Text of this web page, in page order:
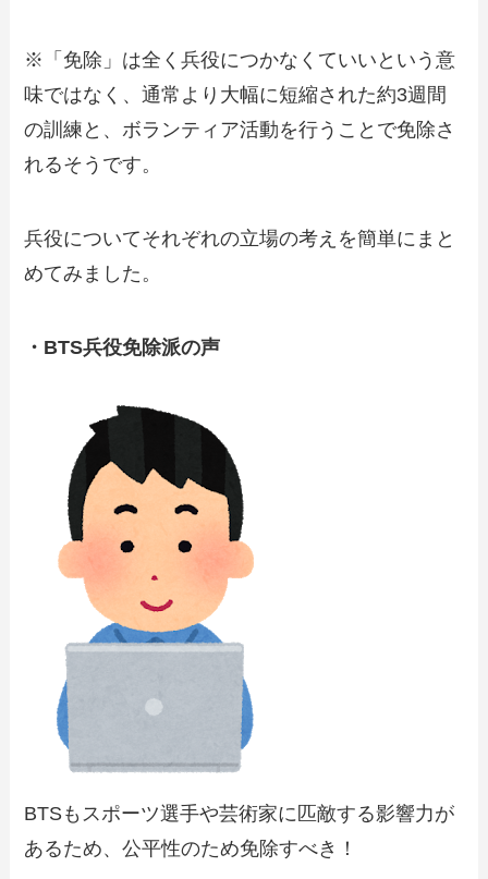
※「免除」は全く兵役につかなくていいという意
味ではなく、通常より大幅に短縮された約3週間
の訓練と、ボランティア活動を行うことで免除さ
れるそうです。
兵役についてそれぞれの立場の考えを簡単にまと
めてみました。
・BTS兵役免除派の声
BTSもスポーツ選手や芸術家に匹敵する影響力が
あるため、公平性のため免除すべき！